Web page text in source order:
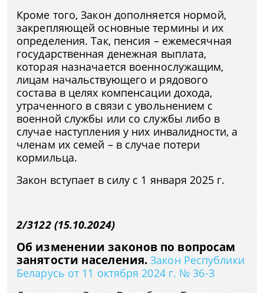
Кроме того, Закон дополняется нормой,
закрепляющей основные термины и их
определения. Так, пенсия – ежемесячная
государственная денежная выплата,
которая назначается военнослужащим,
лицам начальствующего и рядового
состава в целях компенсации дохода,
утраченного в связи с увольнением с
военной службы или со службы либо в
случае наступления у них инвалидности, а
членам их семей – в случае потери
кормильца.
Закон вступает в силу с 1 января 2025 г.
2/3122 (15.10.2024)
Об изменении законов по вопросам
занятости населения.Закон Республики
Беларусь от 11 октября 2024 г. № 36-З